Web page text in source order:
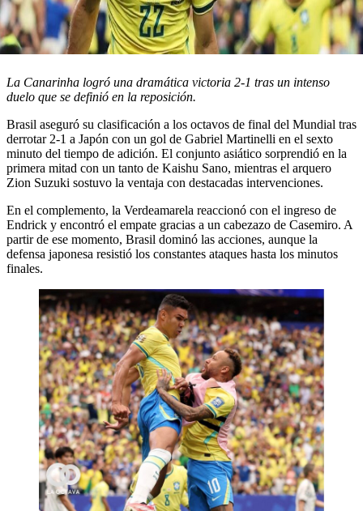
La Canarinha logró una dramática victoria 2-1 tras un intenso
duelo que se definió en la reposición.
Brasil aseguró su clasificación a los octavos de final del Mundial tras
derrotar 2-1 a Japón con un gol de Gabriel Martinelli en el sexto
minuto del tiempo de adición. El conjunto asiático sorprendió en la
primera mitad con un tanto de Kaishu Sano, mientras el arquero
Zion Suzuki sostuvo la ventaja con destacadas intervenciones.
En el complemento, la Verdeamarela reaccionó con el ingreso de
Endrick y encontró el empate gracias a un cabezazo de Casemiro. A
partir de ese momento, Brasil dominó las acciones, aunque la
defensa japonesa resistió los constantes ataques hasta los minutos
finales.